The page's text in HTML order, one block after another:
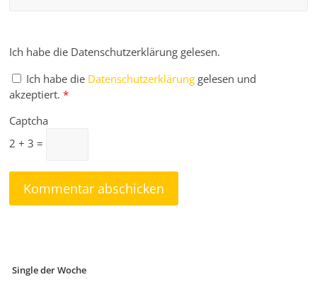
Ich habe die Datenschutzerklärung gelesen.
Ich habe die Datenschutzerklärung gelesen und
akzeptiert. *
Captcha
2 + 3 =
Single der Woche